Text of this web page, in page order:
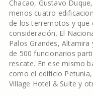
Chacao, Gustavo
menos cuatro
de los terremotos y que
consideración. El
Palos Grandes,
de 500 funcionarios
rescate. En ese mismo
como el edificio
Village Hotel & Suite y